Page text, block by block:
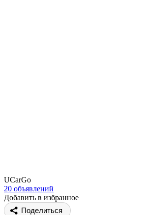
UCarGo
20 объявлений
Добавить в избранное
Поделиться